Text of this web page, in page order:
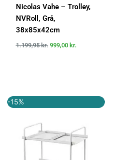
Nicolas Vahe – Trolley,
NVRoll, Grå,
38x85x42cm
1.199,95kr. 999,00 kr.
-15%
oprindelige
2.499,00 kr..
aktuelle